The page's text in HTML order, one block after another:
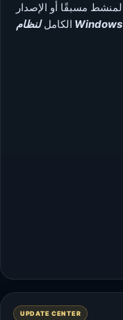
مسبقًا أو الإصدار
الكامل لنظام Windows
UPDATE CENTER